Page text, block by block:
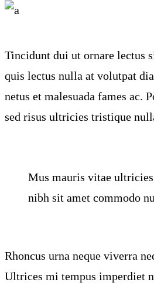
Tincidunt dui ut ornare lectus
quis lectus nulla at volutpat
netus et malesuada fames ac.
sed risus ultricies tristique
Mus mauris vitae
nibh sit amet commodo
Rhoncus urna neque viverra
Ultrices mi tempus imperdiet